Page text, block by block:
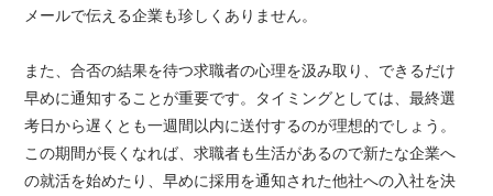
メールで伝える企業も珍しくありません。
また、合否の結果を待つ求職者の心理を汲み取り、できるだけ
早めに通知することが重要です。タイミングとしては、最終選
考日から遅くとも一週間以内に送付するのが理想的でしょう。
この期間が長くなれば、求職者も生活があるので新たな企業へ
の就活を始めたり、早めに採用を通知された他社への入社を決